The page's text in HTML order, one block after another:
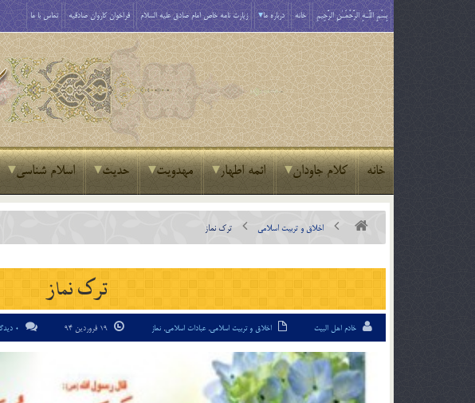
بِسْمِ اللَّـهِ الرَّحْمَـٰنِ الرَّحِيمِ خانه درباره ما زیارت نامه خاص امام صادق علیه السلام فراخوان کاروان صادقیه تماس با ما
خانه کلام جاودان ائمه اطهار مهدویت حدیث اسلام شناسی
اخلاق و تربیت اسلامی ترک نماز
ترک نماز
خادم اهل البیت اخلاق و تربیت اسلامی,عبادات اسلامی, نماز 0 دیدگاه